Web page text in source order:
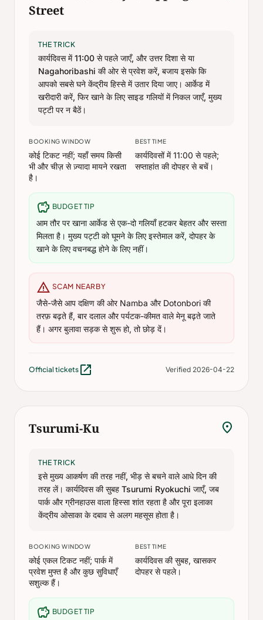
Street
THE TRICK
कार्यदिवस में 11:00 से पहले जाएँ, और उत्तर दिशा से या
Nagahoribashi की ओर से प्रवेश करें, बजाय इसके कि
आपको सबसे घने केंद्रीय हिस्से में उतार दिया जाए। आर्केड में
खरीदारी करें, फिर खाने के लिए साइड गलियों में निकल जाएँ, मुख्य
पट्टी पर न बैठें।
BOOKING WINDOW
कोई टिकट नहीं; यहाँ समय किसी
भी और चीज़ से ज़्यादा मायने रखता
है।
BEST TIME
कार्यदिवसों में 11:00 से पहले;
सप्ताहांत की दोपहर से बचें।
savings BUDGET TIP
आम तौर पर खाना आर्केड से एक-दो गलियाँ हटकर बेहतर और सस्ता
मिलता है। मुख्य पट्टी को घूमने के लिए इस्तेमाल करें, दोपहर के
खाने के लिए वचनबद्ध होने के लिए नहीं।
warning SCAM NEARBY
जैसे-जैसे आप दक्षिण की ओर Namba और Dotonbori की
तरफ़ बढ़ते हैं, बार दलाल और पर्यटक-कीमत वाले मेनू बढ़ते जाते
हैं। अगर बुलावा सड़क से शुरू हो, तो छोड़ दें।
Official tickets open_in_new Verified 2026-04-22
Tsurumi-Ku location_on
THE TRICK
इसे मुख्य आकर्षण की तरह नहीं, भीड़ से बचने वाले आधे दिन की
तरह लें। कार्यदिवस की सुबह Tsurumi Ryokuchi जाएँ, जब
पार्क और ग्रीनहाउस वाला हिस्सा शांत रहता है और पूरा इलाका
केंद्रीय ओसाका के दबाव से अलग महसूस होता है।
BOOKING WINDOW
कोई एकल टिकट नहीं; पार्क में
प्रवेश मुफ्त है और कुछ सुविधाएँ
सशुल्क हैं।
BEST TIME
कार्यदिवस की सुबह, खासकर
दोपहर से पहले।
savings BUDGET TIP